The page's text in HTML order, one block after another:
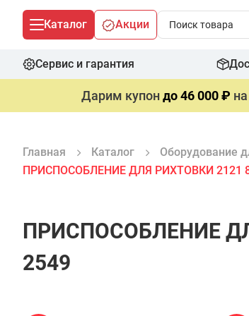
Каталог Акции
Сервис и гарантия
Дарим купондо 46 000 ₽
Главная Каталог Оборудование
ПРИСПОСОБЛЕНИЕ ДЛЯ РИХТОВКИ 2121
ПРИСПОСОБЛЕНИЕ
2549